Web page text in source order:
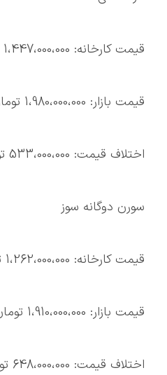
قیمت کارخانه: 1،447،000،000 تومان
قیمت بازار: 1،980،000،000 تومان
اختلاف قیمت: 533،000،000 تومان
سورن دوگانه سوز
قیمت کارخانه: 1،262،000،000 تومان
قیمت بازار: 1،910،000،000 تومان
اختلاف قیمت: 648،000،000 تومان